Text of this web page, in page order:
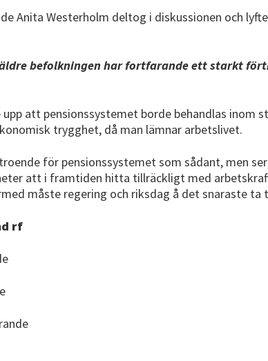
Anita Westerholm deltog i diskussionen och
befolkningen har fortfarande ett starkt
upp att pensionssystemet borde behandlas
trygghet, då man lämnar arbetslivet.
för pensionssystemet som sådant, men
att i framtiden hitta tillräckligt med
måste regering och riksdag å det snaraste
rf